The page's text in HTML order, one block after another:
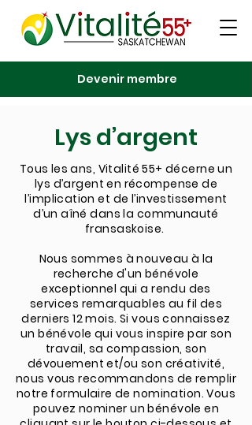
Devenir membre
Lys d’argent
Tous les ans, Vitalité 55+ décerne un
lys d’argent en récompense de
l’implication et de l’investissement
d’un aîné dans la communauté
fransaskoise.
Nous sommes à nouveau à la
recherche d'un bénévole
exceptionnel qui a rendu des
services remarquables au fil des
derniers 12 mois. Si vous connaissez
un bénévole qui vous inspire par son
travail, sa compassion, son
dévouement et/ou son créativité,
nous vous recommandons de remplir
notre formulaire de nomination.Vous
pouvez nominer un bénévole en